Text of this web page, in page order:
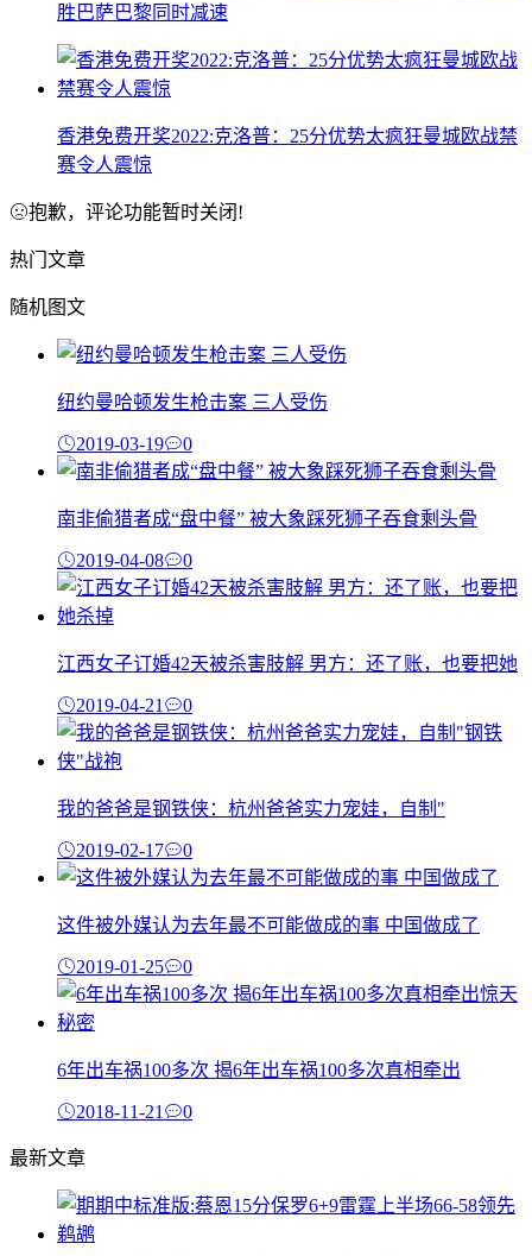
胜巴萨巴黎同时减速
香港免费开奖2022:克洛普：25分优势太疯狂曼城欧战禁
赛令人震惊
抱歉，评论功能暂时关闭!
热门文章
随机图文
纽约曼哈顿发生枪击案 三人受伤
2019-03-19 0
南非偷猎者成“盘中餐” 被大象踩死狮子吞食剩头骨
2019-04-08 0
江西女子订婚42天被杀害肢解 男方：还了账，也要把她
2019-04-21 0
我的爸爸是钢铁侠：杭州爸爸实力宠娃，自制"
2019-02-17 0
这件被外媒认为去年最不可能做成的事 中国做成了
2019-01-25 0
6年出车祸100多次 揭6年出车祸100多次真相牵出
2018-11-21 0
最新文章